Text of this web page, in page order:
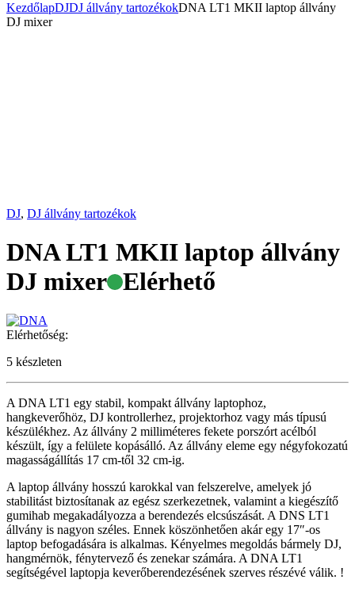
KezdőlapDJDJ állvány tartozékokDNA LT1 MKII laptop állvány
DJ mixer
DJ, DJ állvány tartozékok
DNA LT1 MKII laptop állvány
DJ mixer Elérhető
Elérhetőség:
5 készleten
A DNA LT1 egy stabil, kompakt állvány laptophoz,
hangkeverőhöz, DJ kontrollerhez, projektorhoz vagy más típusú
készülékhez. Az állvány 2 milliméteres fekete porszórt acélból
készült, így a felülete kopásálló. Az állvány eleme egy négyfokozatú
magasságállítás 17 cm-től 32 cm-ig.
A laptop állvány hosszú karokkal van felszerelve, amelyek jó
stabilitást biztosítanak az egész szerkezetnek, valamint a kiegészítő
gumihab megakadályozza a berendezés elcsúszását. A DNS LT1
állvány is nagyon széles. Ennek köszönhetően akár egy 17″-os
laptop befogadására is alkalmas. Kényelmes megoldás bármely DJ,
hangmérnök, fénytervező és zenekar számára. A DNA LT1
segítségével laptopja keverőberendezésének szerves részévé válik. !